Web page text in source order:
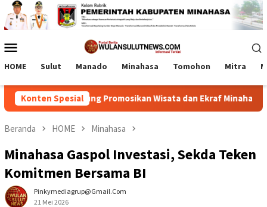
Loncat
ke
konten
Mobile
HOME Sulut Manado Minahasa Tomohon Mitra
Konten Spesial
RD-Vasung Promosikan Wisata dan Ekraf Minahasa
Beranda HOME Minahasa
Minahasa Gaspol Investasi, Sekda Teken
Komitmen Bersama BI
Pinkymediagrup@gmail.com
21 Mei 2026